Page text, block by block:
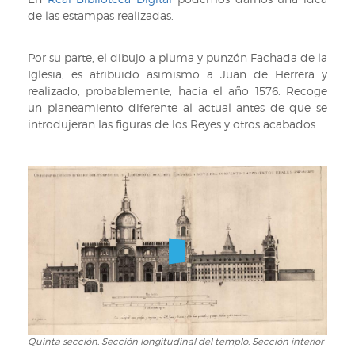
de las estampas realizadas.
Por su parte, el dibujo a pluma y punzón Fachada de la
Iglesia, es atribuido asimismo a Juan de Herrera y
realizado, probablemente, hacia el año 1576. Recoge
un planeamiento diferente al actual antes de que se
introdujeran las figuras de los Reyes y otros acabados.
Quinta
Quinta sección. Sección longitudinal del templo. Sección interior